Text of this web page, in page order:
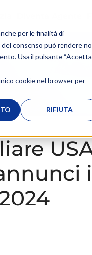
per le finalità di
consenso può rendere
Usa il pulsante “Accetta
cookie nel browser per
RIFIUTA